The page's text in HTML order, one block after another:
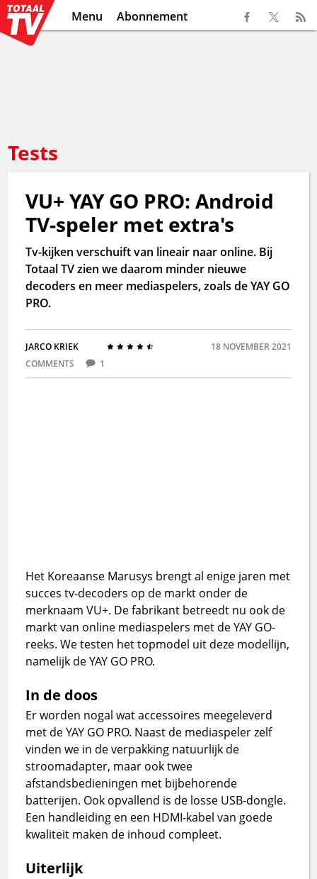
Menu Abonnement
Tests
VU+ YAY GO PRO: Android
TV-speler met extra's
Tv-kijken verschuift van lineair naar online. Bij
Totaal TV zien we daarom minder nieuwe
decoders en meer mediaspelers, zoals de YAY GO
PRO.
JARCO KRIEK
18 NOVEMBER 2021
COMMENTS
1
Het Koreaanse Marusys brengt al enige jaren met
succes tv-decoders op de markt onder de
merknaam VU+. De fabrikant betreedt nu ook de
markt van online mediaspelers met de YAY GO-
reeks. We testen het topmodel uit deze modellijn,
namelijk de YAY GO PRO.
In de doos
Er worden nogal wat accessoires meegeleverd
met de YAY GO PRO. Naast de mediaspeler zelf
vinden we in de verpakking natuurlijk de
stroomadapter, maar ook twee
afstandsbedieningen met bijbehorende
batterijen. Ook opvallend is de losse USB-dongle.
Een handleiding en een HDMI-kabel van goede
kwaliteit maken de inhoud compleet.
Uiterlijk